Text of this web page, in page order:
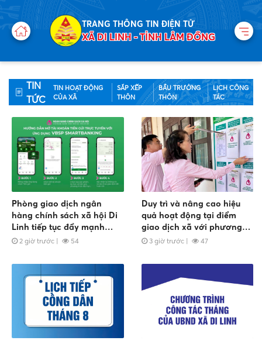
TRANG THÔNG TIN ĐIỆN TỬ
XÃ DI LINH - TỈNH LÂM ĐỒNG
TIN
TỨC
TIN HOẠT ĐỘNG
CỦA XÃ
SẮP XẾP
THÔN
BẦU TRƯỞNG
THÔN
LỊCH CÔNG
TÁC
Phòng giao dịch ngân
hàng chính sách xã hội Di
Linh tiếp tục đẩy mạnh
Chuyển đổi số - Hướng dẫn
tuyến qua ứng dụng VBSP
Smartbanking
2 giờ trước | 54
Duy trì và nâng cao hiệu
quả hoạt động tại điểm
giao dịch xã với phương
châm “Thấu hiểu lòng dân,
phòng giao dịch NHCSXH
3 giờ trước| 47